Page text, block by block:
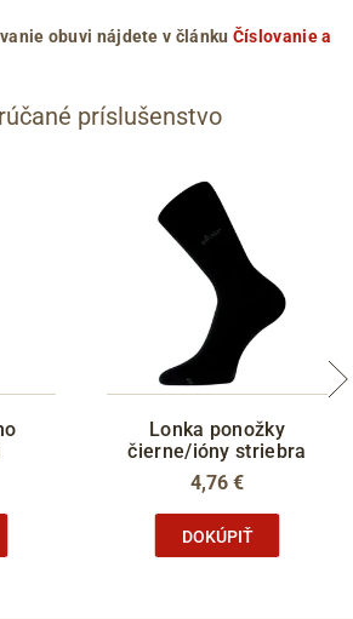
obuvi nájdete v článku Číslovanie a
príslušenstvo
Lonka ponožky
čierne/ióny striebra
4,76 €
DOKÚPIŤ